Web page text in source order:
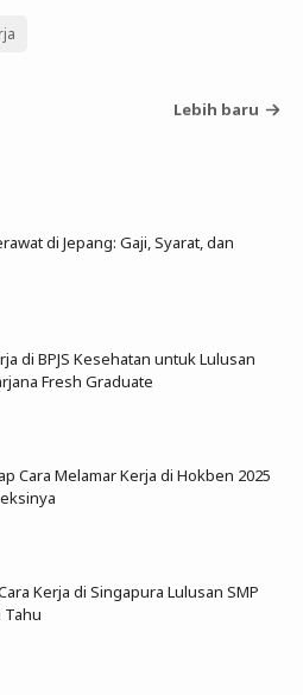
Lebih baru
di Jepang: Gaji, Syarat, dan
di BPJS Kesehatan untuk Lulusan
Fresh Graduate
Cara Melamar Kerja di Hokben 2025
Kerja di Singapura Lulusan SMP
Tahu